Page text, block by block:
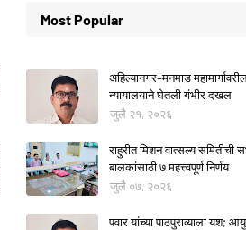
Most Popular
अहिल्यानगर–मनमाड
न्यायालयाने घेतली गंभीर दखल
जुलै २१, २०२६
राहुरीत मिशन वात्सल्य समितीची
बालकांसाठी ७ महत्त्वपूर्ण निर्णय
जुलै ०७, २०२६
पवार यांच्या पाठपुराव्याला यश;